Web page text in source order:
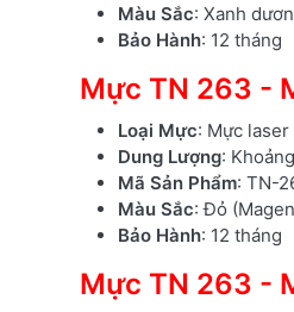
Màu Sắc: Xanh
Bảo Hành: 12 tháng
Mực TN 263 -
Loại Mực: Mực
Dung Lượng:
Mã Sản Phẩm: TN-
Màu Sắc: Đỏ
Bảo Hành: 12 tháng
Mực TN 263 -